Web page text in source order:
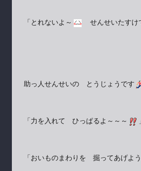
「とれないよ～ せんせいたすけ
助っ人せんせいの とうじょうです
「力を入れて ひっぱるよ～～～
「おいものまわりを 掘ってあげよう